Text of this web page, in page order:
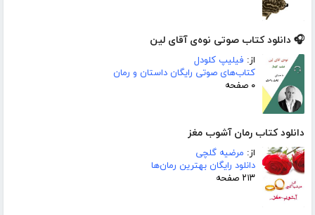
🎧 دانلود کتاب صوتی نوه‌ی آقای لین
از: فیلیپ کلودل
کتاب‌های صوتی رایگان داستان و رمان
۰ صفحه
دانلود کتاب رمان آشوب مغز
از: مرضیه گلچی
دانلود رایگان بهترین رمان‌ها
۲۱۳ صفحه